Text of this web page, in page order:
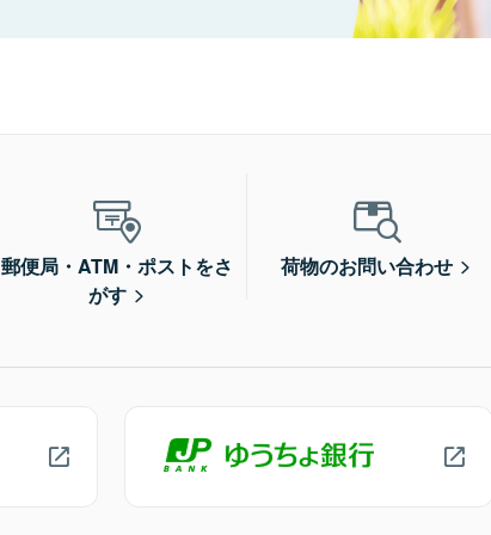
郵便局・ATM・ポストをさ
がす
荷物のお問い合わせ